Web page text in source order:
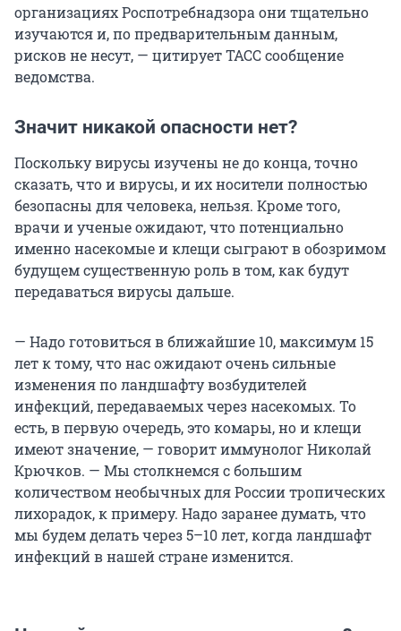
организациях Роспотребнадзора они тщательно
изучаются и, по предварительным данным,
рисков не несут, — цитирует ТАСС сообщение
ведомства.
Значит никакой опасности нет?
Поскольку вирусы изучены не до конца, точно
сказать, что и вирусы, и их носители полностью
безопасны для человека, нельзя. Кроме того,
врачи и ученые ожидают, что потенциально
именно насекомые и клещи сыграют в обозримом
будущем существенную роль в том, как будут
передаваться вирусы дальше.
— Надо готовиться в ближайшие 10, максимум 15
лет к тому, что нас ожидают очень сильные
изменения по ландшафту возбудителей
инфекций, передаваемых через насекомых. То
есть, в первую очередь, это комары, но и клещи
имеют значение, — говорит иммунолог Николай
Крючков. — Мы столкнемся с большим
количеством необычных для России тропических
лихорадок, к примеру. Надо заранее думать, что
мы будем делать через 5–10 лет, когда ландшафт
инфекций в нашей стране изменится.